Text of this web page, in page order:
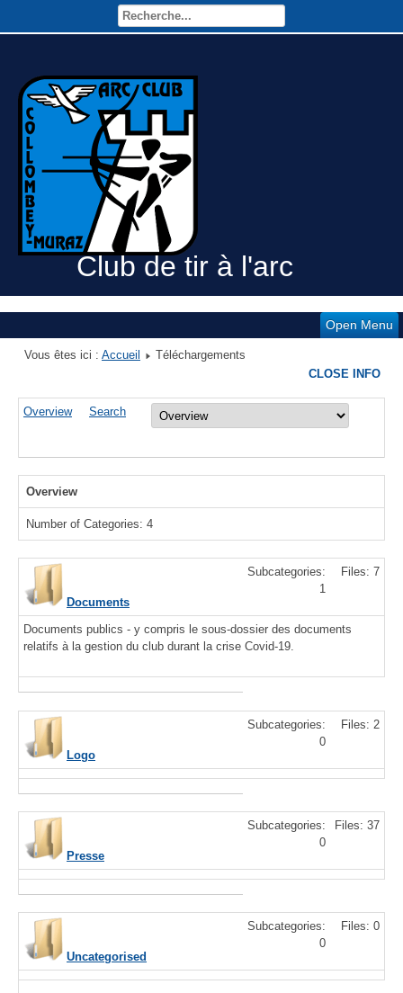
Club de tir à l'arc
Open Menu
Vous êtes ici : Accueil Téléchargements
Overview Search
Overview
Number of Categories: 4
Documents
Subcategories:
1
Files: 7
Documents publics - y compris le sous-dossier des documents
relatifs à la gestion du club durant la crise Covid-19.
Logo
Subcategories:
0
Files: 2
Presse
Subcategories:
0
Files: 37
Uncategorised
Subcategories:
0
Files: 0
CLOSE INFO